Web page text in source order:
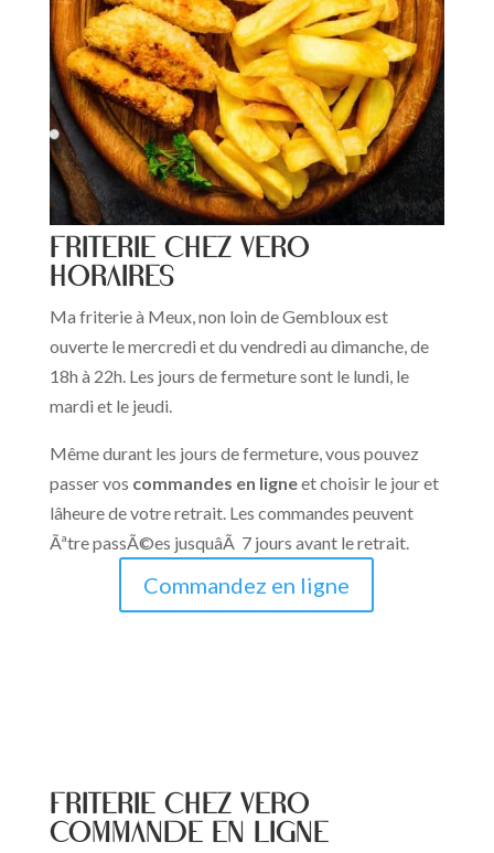
FRITERIE CHEZ VERO
Horaires
Ma friterie à Meux, non loin de Gembloux est
ouverte le mercredi et du vendredi au dimanche, de
18h à 22h. Les jours de fermeture sont le lundi, le
mardi et le jeudi.
Même durant les jours de fermeture, vous pouvez
passer vos commandes en ligneet choisir le jour et
lâheure de votre retrait. Les commandes peuvent
Ãªtre passÃ©es jusquâÃ 7 jours avant le retrait.
Commandez en ligne
FRITERIE CHEZ VERO
Commande en ligne